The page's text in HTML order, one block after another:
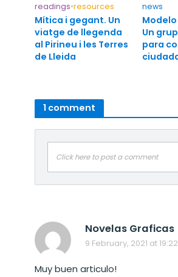
readings•resources
Mítica i gegant. Un
viatge de llegenda
al Pirineu i les Terres
de Lleida
news
Un
para
1 comment
Click here to post a comment
Novelas Graficas
9 February, 2021 at 19:22
Muy buen articulo!